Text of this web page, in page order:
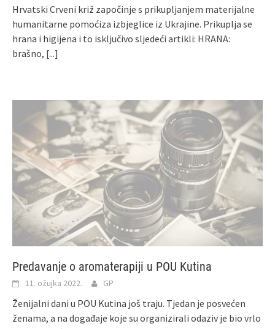
Hrvatski Crveni križ započinje s prikupljanjem materijalne
humanitarne pomoćiza izbjeglice iz Ukrajine. Prikuplja se
hrana i higijena i to isključivo sljedeći artikli: HRANA:
brašno, [...]
Predavanje o aromaterapiji u POU Kutina
11. ožujka 2022. GP
Ženijalni dani u POU Kutina još traju. Tjedan je posvećen
ženama, a na događaje koje su organizirali odaziv je bio vrlo